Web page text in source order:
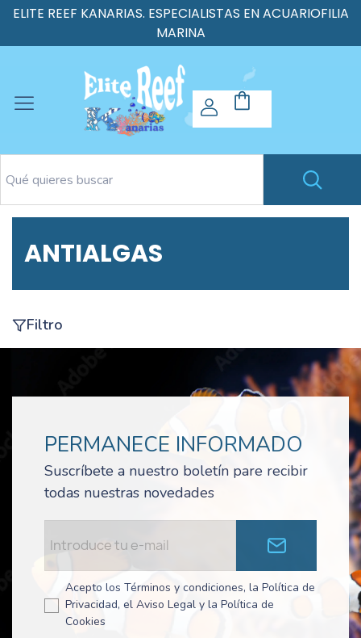
ELITE REEF KANARIAS. ESPECIALISTAS EN ACUARIOFILIA
MARINA
ANTIALGAS
Filtro
PERMANECE INFORMADO
Suscríbete a nuestro boletín pare recibir
todas nuestras novedades
Acepto los Términos y condiciones, la Política de
Privacidad, el Aviso Legal y la Política de
Cookies